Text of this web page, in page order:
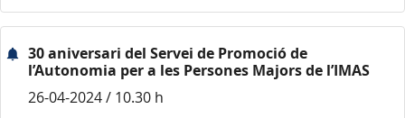
30 aniversari del Servei de Promoció de
l’Autonomia per a les Persones Majors de l’IMAS
26-04-2024 / 10.30 h